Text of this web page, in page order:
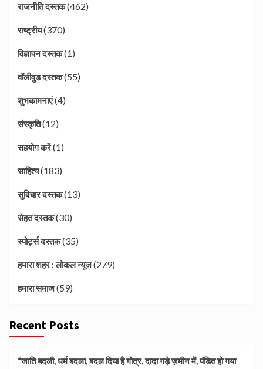
राजनीति दस्तक(462)
राष्ट्रीय(370)
विज्ञापन दस्तक(1)
वॉलीवुड दस्तक(55)
शुभकामनाएं(4)
संस्कृति(12)
सहयोग करें(1)
साहित्य(183)
सुविचार दस्तक(13)
सेहत दस्तक(30)
स्पोर्ट्स दस्तक(35)
हमारा शहर : लोकल न्यूज(279)
हमारा समाज(59)
Recent Posts
“जाति बदली, धर्म बदला, बदल दिया है गोत्र, दादा गड़े ज़मीन में, पंडित हो गया